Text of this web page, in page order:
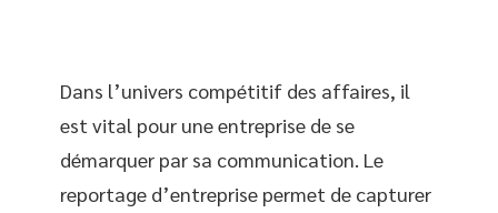
Dans l’univers compétitif des affaires, il
est vital pour une entreprise de se
démarquer par sa communication. Le
reportage d’entreprise permet de capturer